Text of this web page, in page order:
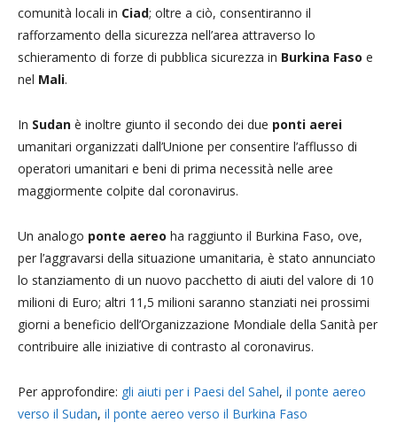
comunità locali in Ciad; oltre a ciò, consentiranno il
rafforzamento della sicurezza nell’area attraverso lo
schieramento di forze di pubblica sicurezza in Burkina Faso e
nel Mali.
In Sudan è inoltre giunto il secondo dei due ponti aerei
umanitari organizzati dall’Unione per consentire l’afflusso di
operatori umanitari e beni di prima necessità nelle aree
maggiormente colpite dal coronavirus.
Un analogo ponte aereo ha raggiunto il Burkina Faso, ove,
per l’aggravarsi della situazione umanitaria, è stato annunciato
lo stanziamento di un nuovo pacchetto di aiuti del valore di 10
milioni di Euro; altri 11,5 milioni saranno stanziati nei prossimi
giorni a beneficio dell’Organizzazione Mondiale della Sanità per
contribuire alle iniziative di contrasto al coronavirus.
Per approfondire: gli aiuti per i Paesi del Sahel, il ponte aereo
verso il Sudan, il ponte aereo verso il Burkina Faso